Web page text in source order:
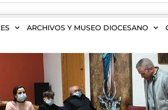
ARCHIVOS Y MUSEO DIOCESANO